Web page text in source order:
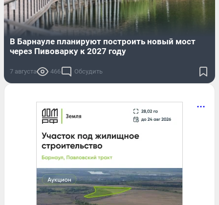
В Барнауле планируют построить новый мост
через Пивоварку к 2027 году
7 августа 466 Обсудить